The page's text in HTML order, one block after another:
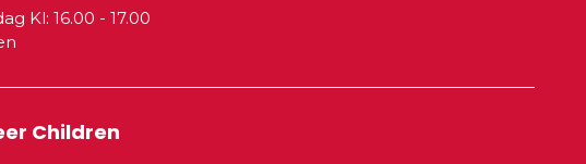
Kl: 16.00 - 17.00
Children